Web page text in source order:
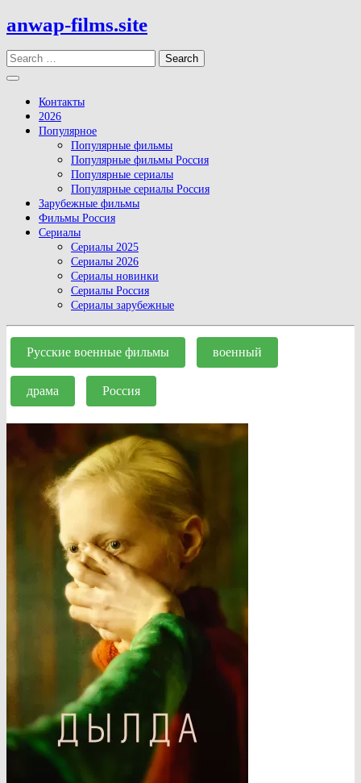
Skip
to
content
anwap-films.site
Search
Open
Button
Контакты
2026
Популярное
Популярные фильмы
Популярные фильмы Россия
Популярные сериалы
Популярные сериалы Россия
Зарубежные фильмы
Фильмы Россия
Сериалы
Сериалы 2025
Сериалы 2026
Сериалы новинки
Сериалы Россия
Сериалы зарубежные
Close
Button
Русские военные фильмы военный
драма Россия